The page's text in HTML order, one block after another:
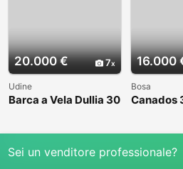
20.000 € 7
Udine
Barca a Vela Dullia 30
16.000
Bosa
Canados
Sei un venditore professionale?